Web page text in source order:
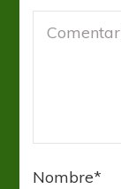
Nombre*